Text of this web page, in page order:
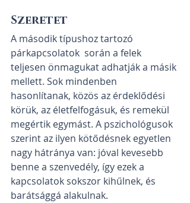
Szeretet
A második típushoz tartozó
párkapcsolatok  során a felek
teljesen önmagukat adhatják a másik
mellett. Sok mindenben
hasonlítanak, közös az érdeklődési
körük, az életfelfogásuk, és remekül
megértik egymást. A pszichológusok
szerint az ilyen kötődésnek egyetlen
nagy hátránya van: jóval kevesebb
benne a szenvedély, így ezek a
kapcsolatok sokszor kihűlnek, és
barátsággá alakulnak.